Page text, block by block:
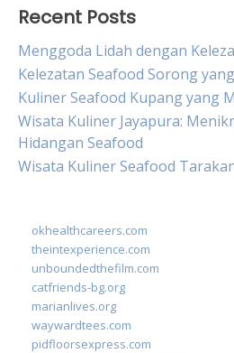
Recent Posts
Menggoda Lidah dengan
Kelezatan Seafood Sorong
Kuliner Seafood Kupang yang
Wisata Kuliner Jayapura:
Hidangan Seafood
Wisata Kuliner Seafood
okhealthcareers.com
theintexperience.com
unboundedthefilm.com
catfriends-bg.org
marianlives.org
waywardtees.com
pidfloorsexpress.com